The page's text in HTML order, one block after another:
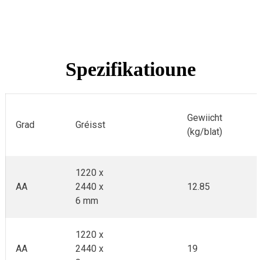
Spezifikatioune
Grad Gréisst
Gewiicht
(kg/blat)
AA
1220 x
2440 x
6 mm
12.85
AA
1220 x
2440 x
19